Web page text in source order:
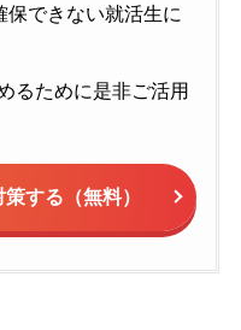
できない就活生に
るために是非ご活用
する（無料）